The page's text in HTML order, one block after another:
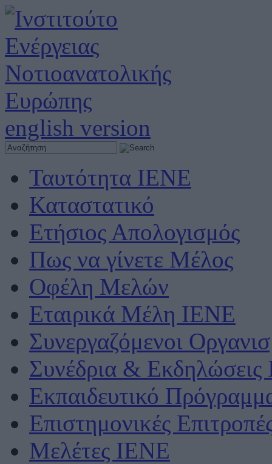
english version
Ταυτότητα ΙΕΝΕ
Καταστατικό
Ετήσιος Απολογισμός
Πως να γίνετε Μέλος
Οφέλη Μελών
Εταιρικά Μέλη ΙΕΝΕ
Συνεργαζόμενοι
Συνέδρια &
Εκπαιδευτικό
Επιστημονικές
Μελέτες ΙΕΝΕ